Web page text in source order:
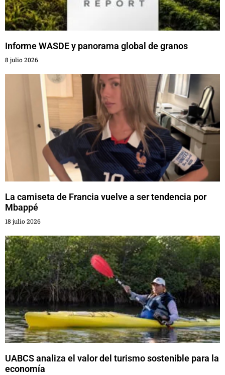
Informe WASDE y panorama global de granos
8 julio 2026
La camiseta de Francia vuelve a ser tendencia por
Mbappé
18 julio 2026
UABCS analiza el valor del turismo sostenible para la
economía